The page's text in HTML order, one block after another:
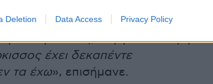
Deletion Data Access Privacy Policy
στον ναρκισσισμό: «Έχω ρωτήσει
νάρκισσος;". Έβγαλε ένα βιβλίο
έχει δεκαπέντε
τα έχω», επισήμανε.